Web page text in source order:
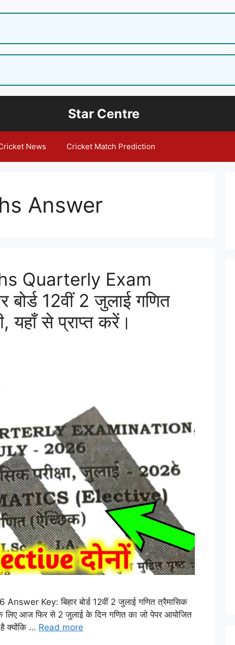
Star Centre
News Cricket Match Prediction
Answer
Quarterly Exam
12वीं 2 जुलाई गणित
यहाँ से प्राप्त करें।
Key: बिहार बोर्ड 12वीं 2 जुलाई गणित त्रैमासिक
के लिए आज फिर से 2 जुलाई के दिन गणित का जो पेपर आयोजित
क्योंकि … Read more